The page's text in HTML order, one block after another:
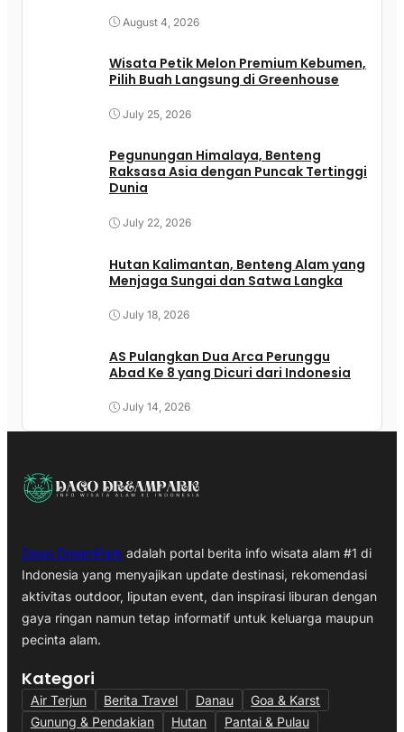
August 4, 2026
Wisata Petik Melon Premium Kebumen,
Pilih Buah Langsung di Greenhouse
July 25, 2026
Pegunungan Himalaya, Benteng
Raksasa Asia dengan Puncak Tertinggi
Dunia
July 22, 2026
Hutan Kalimantan, Benteng Alam yang
Menjaga Sungai dan Satwa Langka
July 18, 2026
AS Pulangkan Dua Arca Perunggu
Abad Ke 8 yang Dicuri dari Indonesia
July 14, 2026
Dago DreamPark adalah portal berita info wisata alam #1 di
Indonesia yang menyajikan update destinasi, rekomendasi
aktivitas outdoor, liputan event, dan inspirasi liburan dengan
gaya ringan namun tetap informatif untuk keluarga maupun
pecinta alam.
Kategori
Air Terjun Berita Travel Danau
Goa & Karst
Gunung & Pendakian
Hutan Pantai & Pulau